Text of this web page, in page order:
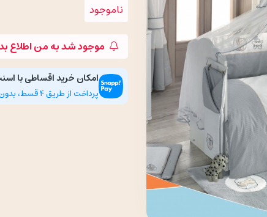
ناموجود
موجود شد به من اطلاع
امکان خرید اقساطی با
پرداخت از طریق 4 قسط، بدون سود، چک و ضامن